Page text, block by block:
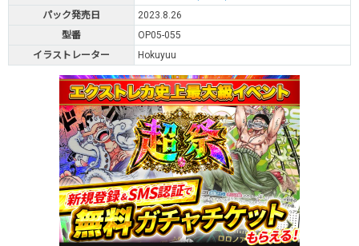
パック発売日
2023.8.26
型番
OP05-055
イラストレーター
Hokuyuu